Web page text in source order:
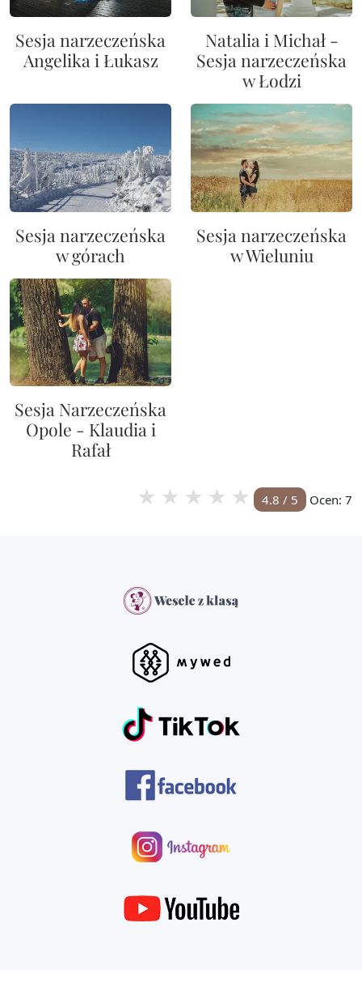
Sesja narzeczeńska
Angelika i Łukasz
Natalia i Michał -
Sesja narzeczeńska
w Łodzi
Sesja narzeczeńska
w górach
Sesja narzeczeńska
w Wieluniu
Sesja Narzeczeńska
Opole - Klaudia i
Rafał
★ ★ ★ ★ ★ 4.8 / 5 Ocen: 7